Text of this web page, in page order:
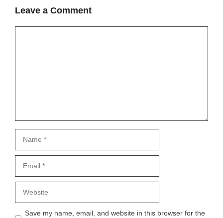
Leave a Comment
Save my name, email, and website in this browser for the